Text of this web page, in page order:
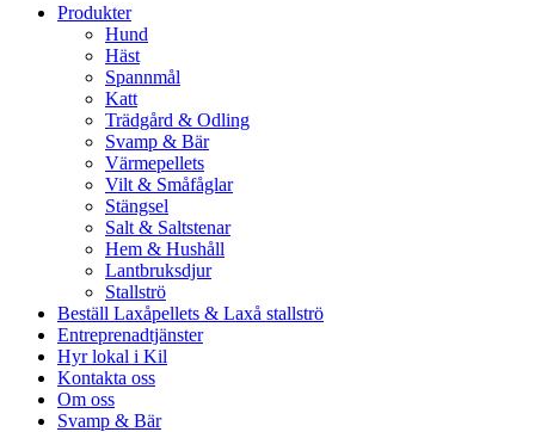
Produkter
Hund
Häst
Spannmål
Katt
Trädgård & Odling
Svamp & Bär
Värmepellets
Vilt & Småfåglar
Stängsel
Salt & Saltstenar
Hem & Hushåll
Lantbruksdjur
Stallströ
Beställ Laxåpellets & Laxå stallströ
Entreprenadtjänster
Hyr lokal i Kil
Kontakta oss
Om oss
Svamp & Bär